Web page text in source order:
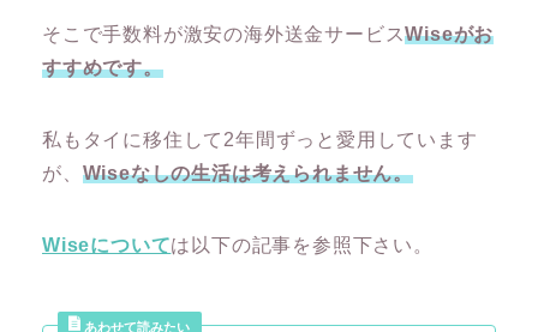
そこで手数料が激安の海外送金サービスWiseがお
すすめです。
私もタイに移住して2年間ずっと愛用しています
が、 Wiseなしの生活は考えられません。
Wiseについては以下の記事を参照下さい。